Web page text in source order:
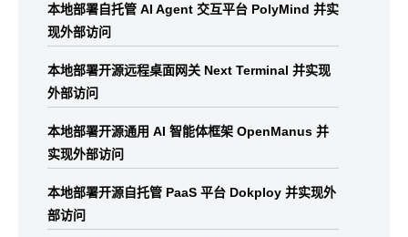
本地部署自托管 AI Agent 交互平台 PolyMind 并实
现外部访问
本地部署开源远程桌面网关 Next Terminal 并实现
外部访问
本地部署开源通用 AI 智能体框架 OpenManus 并
实现外部访问
本地部署开源自托管 PaaS 平台 Dokploy 并实现外
部访问